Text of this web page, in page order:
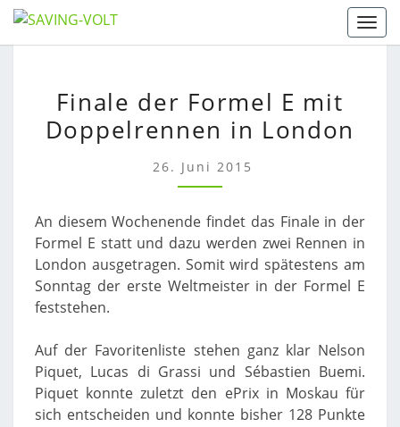
Skip
to
DER
FORMEL
E
MIT
DOPPELRENNEN
LONDON
Finale der Formel E mit
Doppelrennen in London
26. Juni 2015
An diesem Wochenende findet das Finale in der
Formel E statt und dazu werden zwei Rennen in
London ausgetragen. Somit wird spätestens am
Sonntag der erste Weltmeister in der Formel E
feststehen.
Auf der Favoritenliste stehen ganz klar Nelson
Piquet, Lucas di Grassi und Sébastien Buemi.
Piquet konnte zuletzt den ePrix in Moskau für
sich entscheiden und konnte bisher 128 Punkte